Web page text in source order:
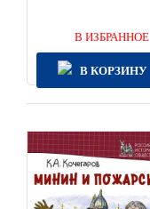
В ИЗБРАННОЕ
В КОРЗИНУ